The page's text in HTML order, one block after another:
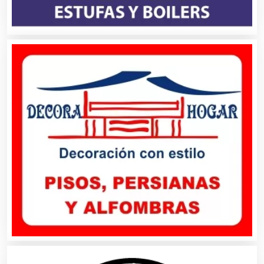
Cámaras de Comercio
Camiones para Fletes
Cancelería de Aluminio
Capacitación
Carnicerías